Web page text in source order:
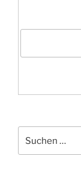
nach: